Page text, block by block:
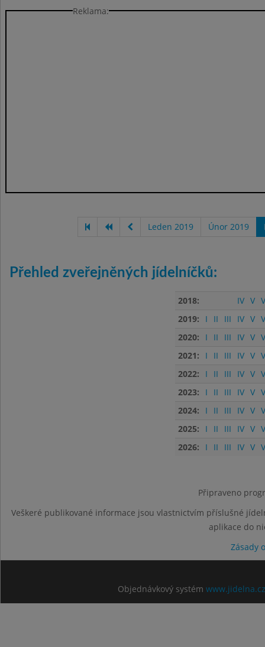
Reklama:
Leden 2019 Únor 2019
Přehled zveřejněných jídelníčků:
2018: IV V
2019:
I II III IV V
2020:
I II III IV V
2021:
I II III IV V
2022:
I II III IV V
2023:
I II III IV V
2024:
I II III IV V
2025:
I II III IV V
2026:
I II III IV V
Připraveno
Veškeré publikované informace jsou vlastnictvím příslušné
aplikace do
Zásady
Objednávkový systém www.jidelna.cz